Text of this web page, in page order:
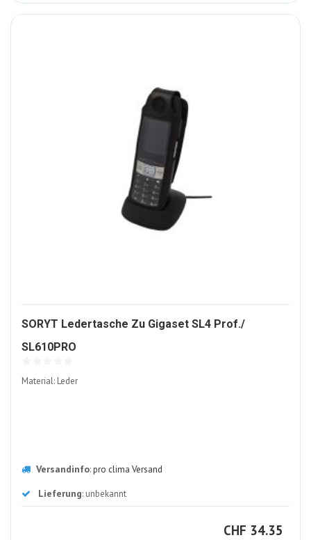
SORYT Ledertasche Zu Gigaset SL4 Prof./
SL610PRO
Material: Leder
Versandinfo:pro clima Versand
Lieferung: unbekannt
CHF CHF
34.35